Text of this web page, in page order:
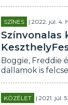
SZÍNES | 2022. júl. 4.
Színvonalas
Boggie, Freddie
dallamok is
KÖZÉLET | 2021. júl.